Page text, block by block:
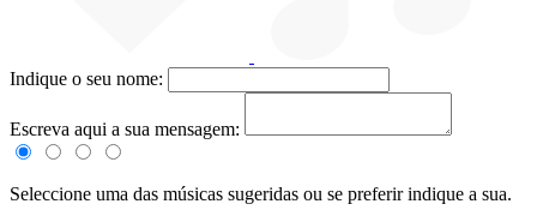
Indique o seu nome:
Escreva aqui a sua mensagem:
Seleccione uma das músicas sugeridas ou se preferir indique a sua.